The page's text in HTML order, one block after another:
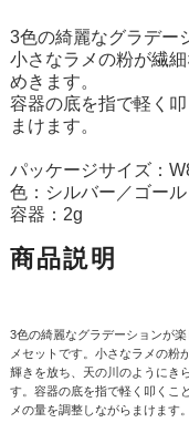
3色の綺麗なグラデー
小さなラメの粉が繊
めきます。
容器の底を指で軽く
まけます。
パッケージサイズ：
色：シルバー／ゴー
容器：2g
商品説明
3色の綺麗なグラデーションが楽
メセットです。小さなラメの粉
輝きを放ち、天の川のようにき
す。容器の底を指で軽く叩くこ
メの量を調整しながらまけます。